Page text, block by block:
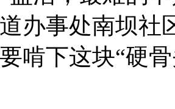
办事处南坝社
啃下这块“硬